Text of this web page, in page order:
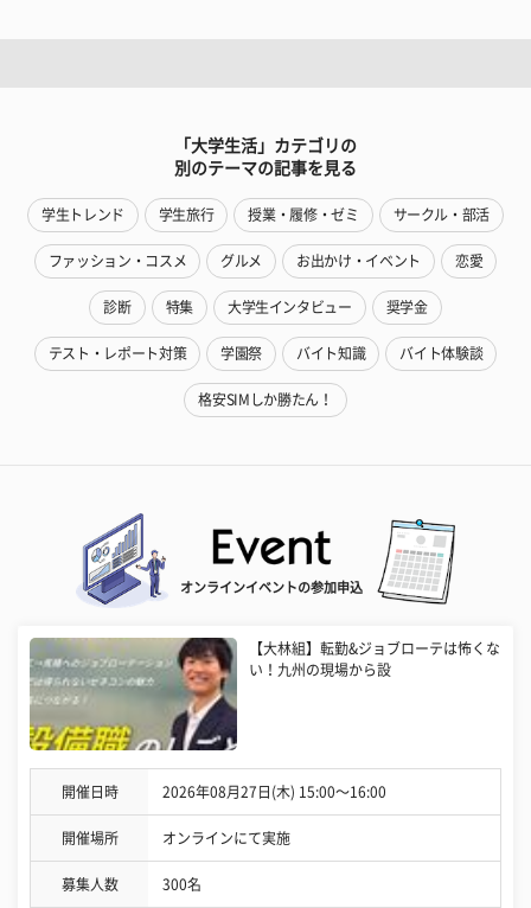
「大学生活」カテゴリの
別のテーマの記事を見る
学生トレンド 学生旅行 授業・履修・ゼミ サークル・部活
ファッション・コスメ グルメ お出かけ・イベント 恋愛
診断 特集 大学生インタビュー 奨学金
テスト・レポート対策 学園祭 バイト知識 バイト体験談
格安SIMしか勝たん！
オンラインイベントの参加申込
【大林組】転勤&ジョブローテは怖くな
い！九州の現場から設
開催日時 2026年08月27日(木) 15:00〜16:00
開催場所 オンラインにて実施
募集人数 300名